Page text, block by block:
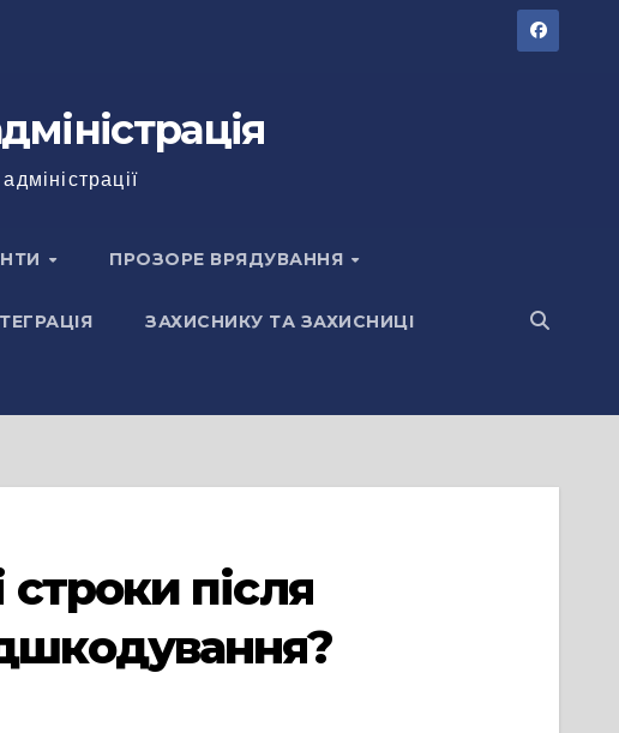
ПРОЗОРЕ ВРЯДУВАННЯ
ЗАХИСНИКУ ТА ЗАХИСНИЦІ
після